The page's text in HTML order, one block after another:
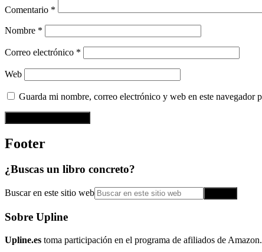
Comentario *
Nombre *
Correo electrónico *
Web
Guarda mi nombre, correo electrónico y web en este navegador
Footer
¿Buscas un libro concreto?
Buscar en este sitio web
Sobre Upline
Upline.es toma participación en el programa de afiliados de